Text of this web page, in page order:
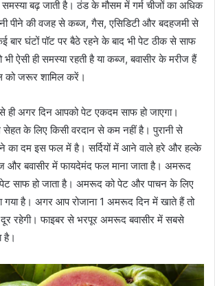
बढ़ जाती है। ठंड के मौसम में गर्म चीजों का अधिक
पीने की वजह से कब्ज, गैस, एसिडिटी और बदहजमी से
बार घंटों पॉट पर बैठे रहने के बाद भी पेट ठीक से साफ
ऐसी ही समस्या रहती है या कब्ज, बवासीर के मरीज हैं
को जरूर शामिल करें।
ही अगर दिन आपको पेट एकदम साफ हो जाएगा।
के लिए किसी वरदान से कम नहीं है। पुरानी से
का दम इस फल में है। सर्दियों में आने वाले हरे और हल्के
बवासीर में फायदेमंद फल माना जाता है। अमरूद
साफ हो जाता है। अमरूद को पेट और पाचन के लिए
गया है। अगर आप रोजाना 1 अमरूद दिन में खाते हैं तो
रहेगी। फाइबर से भरपूर अमरूद बवासीर में सबसे
है।